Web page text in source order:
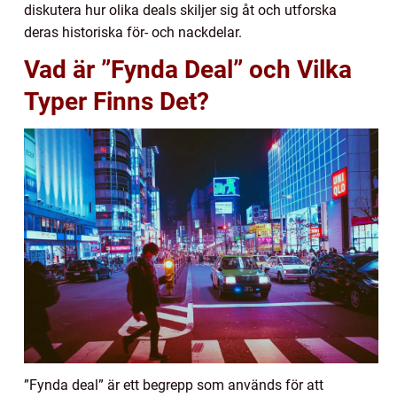
diskutera hur olika deals skiljer sig åt och utforska
deras historiska för- och nackdelar.
Vad är ”Fynda Deal” och Vilka
Typer Finns Det?
”Fynda deal” är ett begrepp som används för att